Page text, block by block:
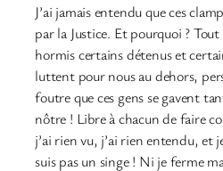
J’ai jamais entendu que ces
par la Justice. Et pourquoi ?
hormis certains détenus et
luttent pour nous au dehors,
foutre que ces gens se gavent
nôtre ! Libre à chacun de faire
j’ai rien vu, j’ai rien entendu, et
suis pas un singe ! Ni je ferme